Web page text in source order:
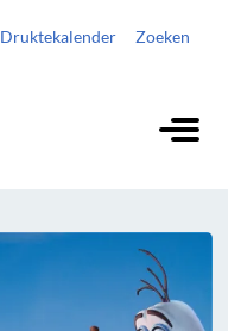
Druktekalender Zoeken